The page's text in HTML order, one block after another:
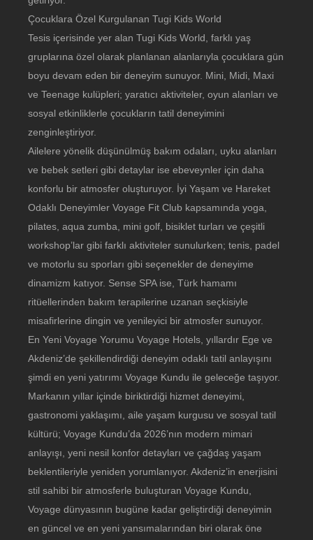
Çocuklara Özel Kurgulanan Tugi Kids World
Tesis içerisinde yer alan Tugi Kids World, farklı yaş
gruplarına özel olarak planlanan alanlarıyla çocuklara gün
boyu devam eden bir deneyim sunuyor. Mini, Midi, Maxi
ve Teenage kulüpleri; yaratıcı aktiviteler, oyun alanları ve
sosyal etkinliklerle çocukların tatil deneyimini
zenginleştiriyor.
Ailelere yönelik düşünülmüş bakım odaları, uyku alanları
ve bebek setleri gibi detaylar ise ebeveynler için daha
konforlu bir atmosfer oluşturuyor. İyi Yaşam ve Hareket
Odaklı Deneyimler Voyage Fit Club kapsamında yoga,
pilates, aqua zumba, mini golf, bisiklet turları ve çeşitli
workshop’lar gibi farklı aktiviteler sunulurken; tenis, padel
ve motorlu su sporları gibi seçenekler de deneyime
dinamizm katıyor. Sense SPA ise, Türk hamamı
ritüellerinden bakım terapilerine uzanan seçkisiyle
misafirlerine dingin ve yenileyici bir atmosfer sunuyor.
En Yeni Voyage Yorumu Voyage Hotels, yıllardır Ege ve
Akdeniz’de şekillendirdiği deneyim odaklı tatil anlayışını
şimdi en yeni yatırımı Voyage Kundu ile geleceğe taşıyor.
Markanın yıllar içinde biriktirdiği hizmet deneyimi,
gastronomi yaklaşımı, aile yaşam kurgusu ve sosyal tatil
kültürü; Voyage Kundu’da 2026’nın modern mimari
anlayışı, yeni nesil konfor detayları ve çağdaş yaşam
beklentileriyle yeniden yorumlanıyor. Akdeniz’in enerjisini
stil sahibi bir atmosferle buluşturan Voyage Kundu,
Voyage dünyasının bugüne kadar geliştirdiği deneyimin
en güncel ve en yeni yansımalarından biri olarak öne